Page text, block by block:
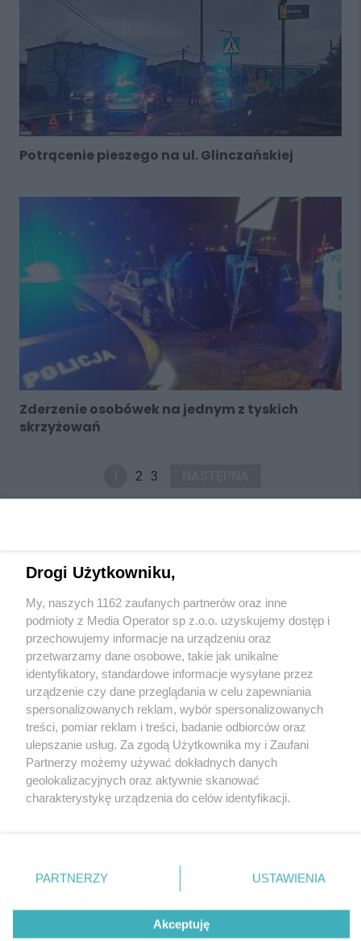
Potrącenie pieszego na ul. Glinczańskiej
Zderzenie osobówek na jednym z tyskich
skrzyżowań
2 3
Wydawca mediówlokalnych
Nie zapomnij
zapoznać się z:
polityką prywatności regulamin korzystania z portali
Twojemiasto
Piekary Śląskie
Chorzów
Tarnowskie Góry
Gliwice
Skontaktuj się z nami
Kontakt
Wydawca
Redakcja
Drogi Użytkowniku,
My, naszych 1162 zaufanych partnerów oraz inne
podmioty z Media Operator sp z.o.o. uzyskujemy dostęp i
przechowujemy informacje na urządzeniu oraz
przetwarzamy dane osobowe, takie jak unikalne
identyfikatory, standardowe informacje wysyłane przez
urządzenie czy dane przeglądania w celu zapewniania
spersonalizowanych reklam, wybór spersonalizowanych
treści, pomiar reklam i treści, badanie odbiorców oraz
ulepszanie usług. Za zgodą Użytkownika my i Zaufani
Partnerzy możemy używać dokładnych danych
geolokalizacyjnych oraz aktywnie skanować
charakterystykę urządzenia do celów identyfikacji.
zmienić/wycofać klikając przycisk ustawień prywatności
znajdujący się w lewym dolnym rogu strony
rodzaje przetwarzania danych nie wymagają zgody
użytkownika, ale masz prawo sprzeciwić się takiemu
PARTNERZY USTAWIENIA
Akceptuję